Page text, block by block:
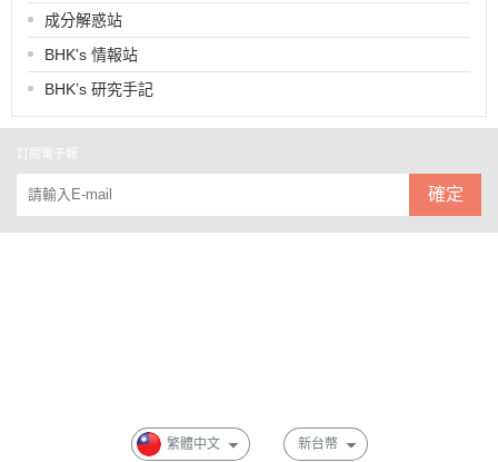
成分解惑站
BHK's 情報站
BHK’s 研究手記
訂閱電子報
確定
繁體中文 新台幣